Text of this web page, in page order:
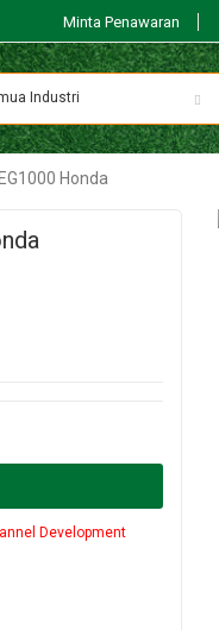
Minta Penawaran
Industri
Honda
Development